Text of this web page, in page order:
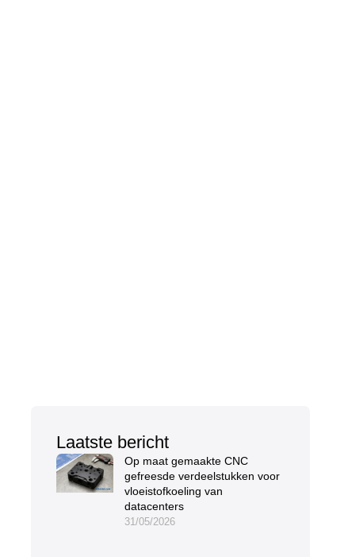
Laatste bericht
Op maat gemaakte CNC
gefreesde verdeelstukken voor
vloeistofkoeling van
datacenters
31/05/2026